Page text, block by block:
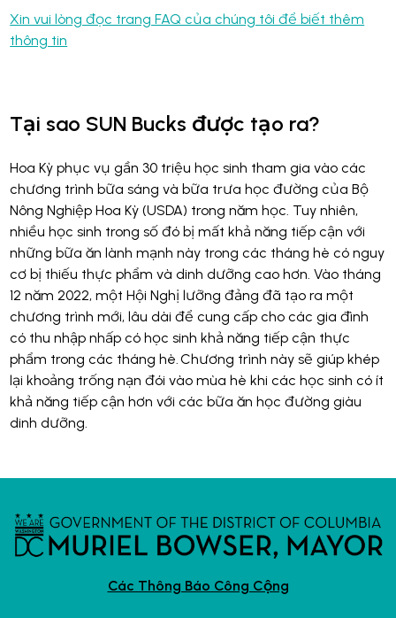
Xin vui lòng đọc trang FAQ của chúng tôi để biết thêm
thông tin
Tại sao SUN Bucks được tạo ra?
Hoa Kỳ phục vụ gần 30 triệu học sinh tham gia vào các
chương trình bữa sáng và bữa trưa học đường của Bộ
Nông Nghiệp Hoa Kỳ (USDA) trong năm học. Tuy nhiên,
nhiều học sinh trong số đó bị mất khả năng tiếp cận với
những bữa ăn lành mạnh này trong các tháng hè có nguy
cơ bị thiếu thực phẩm và dinh dưỡng cao hơn. Vào tháng
12 năm 2022, một Hội Nghị lưỡng đảng đã tạo ra một
chương trình mới, lâu dài để cung cấp cho các gia đình
có thu nhập nhấp có học sinh khả năng tiếp cận thực
phẩm trong các tháng hè. Chương trình này sẽ giúp khép
lại khoảng trống nạn đói vào mùa hè khi các học sinh có ít
khả năng tiếp cận hơn với các bữa ăn học đường giàu
dinh dưỡng.
Các Thông Báo Công Cộng